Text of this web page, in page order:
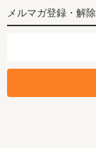
メルマガ登録・解除